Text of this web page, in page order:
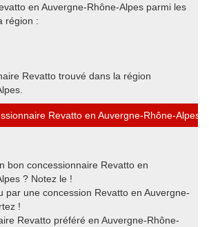
en Auvergne-Rhône-Alpes parmi les
région :
Revatto trouvé dans la région
Revatto en Auvergne-Rhône-Alpes
bon concessionnaire Revatto en
? Notez le !
par une concession Revatto en Auvergne-
!
Revatto préféré en Auvergne-Rhône-